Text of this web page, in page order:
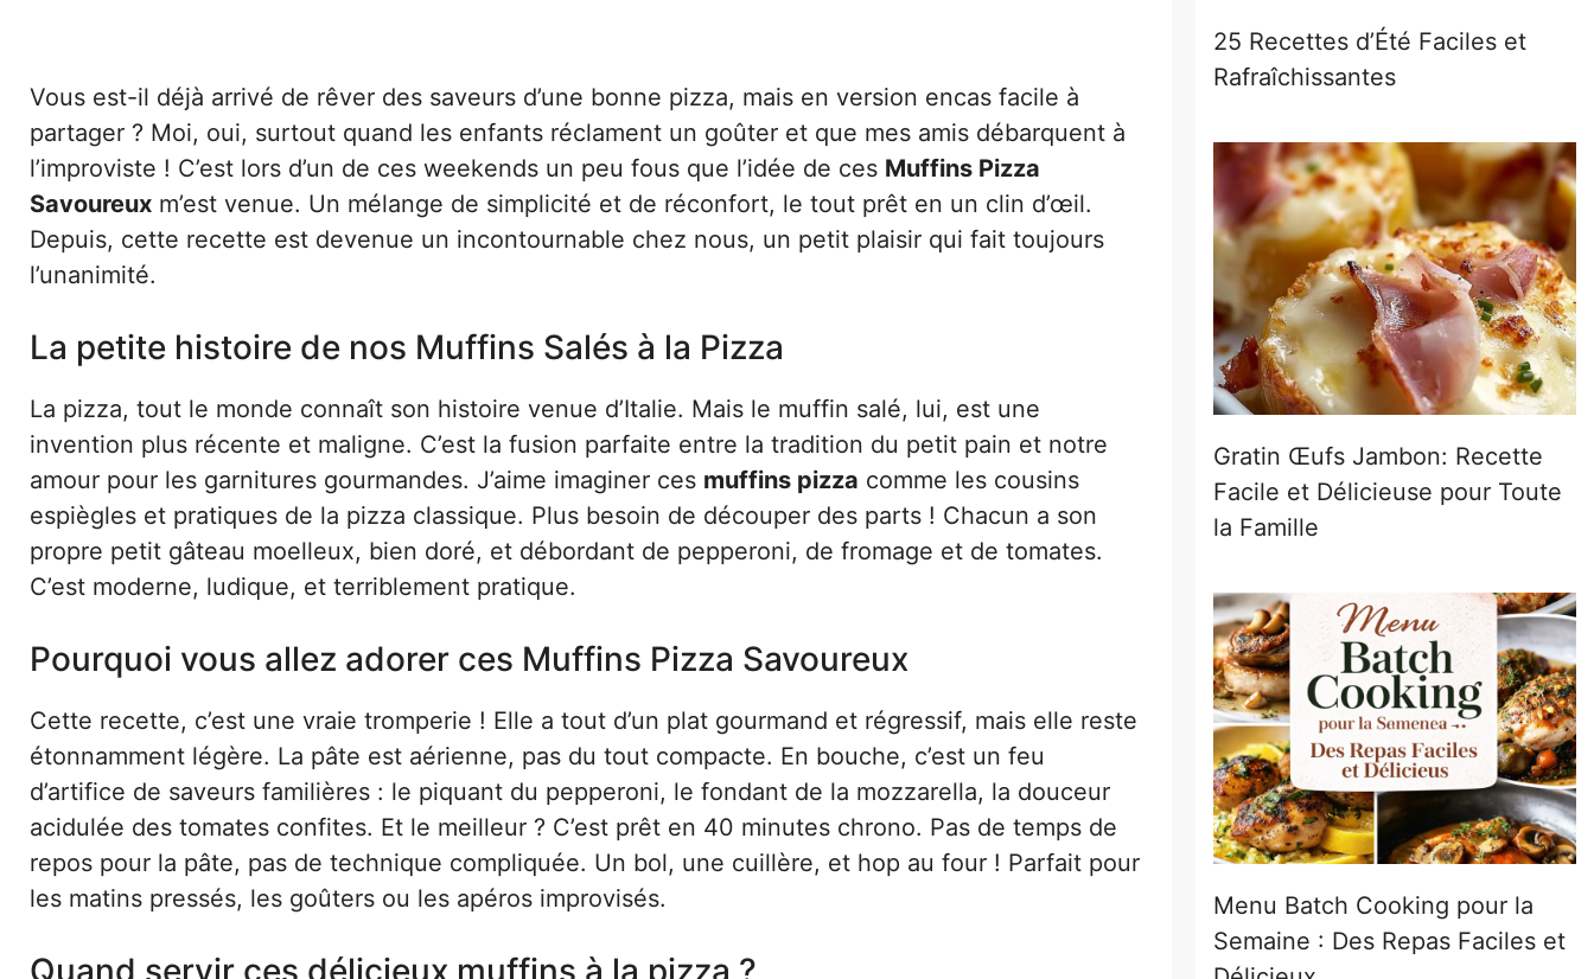
Vous est-il déjà arrivé de rêver des saveurs d’une bonne pizza, mais en version encas facile à
partager ? Moi, oui, surtout quand les enfants réclament un goûter et que mes amis débarquent à
l’improviste ! C’est lors d’un de ces weekends un peu fous que l’idée de ces Muffins Pizza
Savoureux m’est venue. Un mélange de simplicité et de réconfort, le tout prêt en un clin d’œil.
Depuis, cette recette est devenue un incontournable chez nous, un petit plaisir qui fait toujours
l’unanimité.
La petite histoire de nos Muffins Salés à la Pizza
La pizza, tout le monde connaît son histoire venue d’Italie. Mais le muffin salé, lui, est une
invention plus récente et maligne. C’est la fusion parfaite entre la tradition du petit pain et notre
amour pour les garnitures gourmandes. J’aime imaginer ces muffins pizza comme les cousins
espiègles et pratiques de la pizza classique. Plus besoin de découper des parts ! Chacun a son
propre petit gâteau moelleux, bien doré, et débordant de pepperoni, de fromage et de tomates.
C’est moderne, ludique, et terriblement pratique.
Pourquoi vous allez adorer ces Muffins Pizza Savoureux
Cette recette, c’est une vraie tromperie ! Elle a tout d’un plat gourmand et régressif, mais elle reste
étonnamment légère. La pâte est aérienne, pas du tout compacte. En bouche, c’est un feu
d’artifice de saveurs familières : le piquant du pepperoni, le fondant de la mozzarella, la douceur
acidulée des tomates confites. Et le meilleur ? C’est prêt en 40 minutes chrono. Pas de temps de
repos pour la pâte, pas de technique compliquée. Un bol, une cuillère, et hop au four ! Parfait pour
les matins pressés, les goûters ou les apéros improvisés.
Quand servir ces délicieux muffins à la pizza ?
25 Recettes d’Été Faciles et
Rafraîchissantes
Gratin Œufs Jambon: Recette
Facile et Délicieuse pour Toute
la Famille
Menu Batch Cooking pour la
Semaine : Des Repas Faciles et